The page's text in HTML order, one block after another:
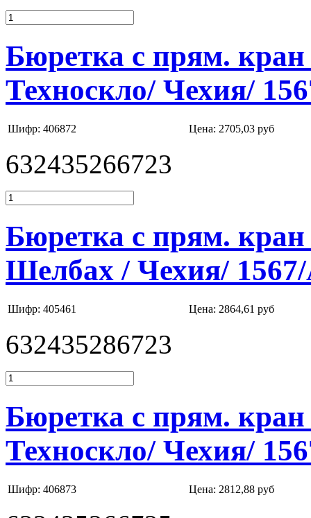
Бюретка с прям.
Техноскло/ Чехия/
Шифр: 406872 Цена: 2705,03 руб
632435266723
Бюретка с прям.
Шелбах / Чехия/
Шифр: 405461 Цена: 2864,61 руб
632435286723
Бюретка с прям.
Техноскло/ Чехия/
Шифр: 406873 Цена: 2812,88 руб